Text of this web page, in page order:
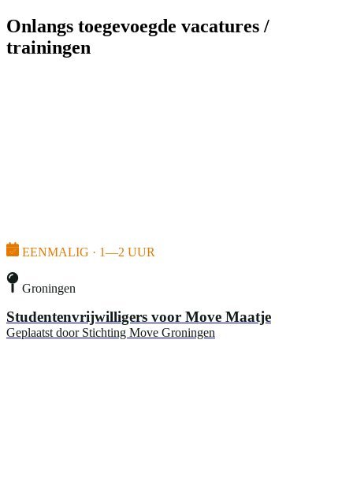
Onlangs toegevoegde vacatures /
trainingen
EENMALIG · 1—2 UUR
Groningen
Studentenvrijwilligers voor Move Maatje
Geplaatst door Stichting Move Groningen